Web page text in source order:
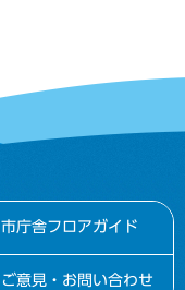
市庁舎フロアガイド
ご意見・お問い合わせ